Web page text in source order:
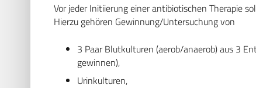
Vor jeder Initiierung einer antibiotischen Therapie
Hierzu gehören Gewinnung/Untersuchung von
3 Paar Blutkulturen (aerob/anaerob) aus 3
gewinnen),
Urinkulturen,